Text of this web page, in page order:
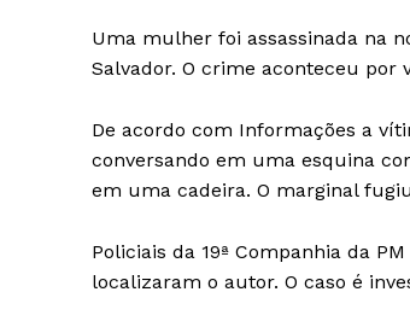
Uma mulher foi assassinada na
Salvador. O crime aconteceu por
De acordo com Informações a
conversando em uma esquina
em uma cadeira. O marginal
Policiais da 19ª Companhia da
localizaram o autor. O caso é